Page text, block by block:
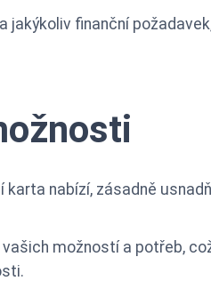
finanční
nabízí, zásadně
možností a potřeb,